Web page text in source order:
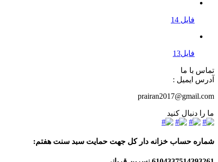
فایل 14
فایل13
تماس با ما
آدرس ایمیل :
prairan2017@gmail.com
ما را دنبال کنید
شماره حساب خزانه دار کل جهت حمایت سبد سنت هفتم: